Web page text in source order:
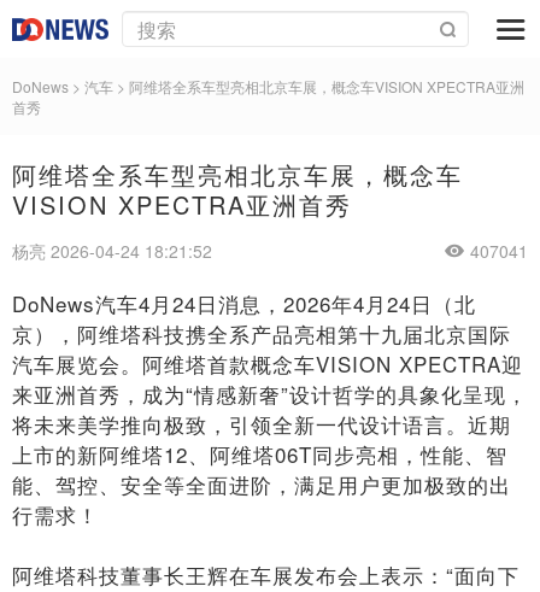
DoNews > 汽车 > 阿维塔全系车型亮相北京车展，概念车VISION XPECTRA亚洲
首秀
阿维塔全系车型亮相北京车展，概念车
VISION XPECTRA亚洲首秀
杨亮 2026-04-24 18:21:52 407041
DoNews汽车4月24日消息，2026年4月24日（北
京），阿维塔科技携全系产品亮相第十九届北京国际
汽车展览会。阿维塔首款概念车VISION XPECTRA迎
来亚洲首秀，成为“情感新奢”设计哲学的具象化呈现，
将未来美学推向极致，引领全新一代设计语言。近期
上市的新阿维塔12、阿维塔06T同步亮相，性能、智
能、驾控、安全等全面进阶，满足用户更加极致的出
行需求！
阿维塔科技董事长王辉在车展发布会上表示：“面向下